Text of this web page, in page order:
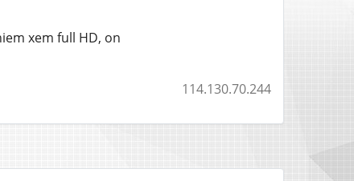
xem full HD, on
114.130.70.244